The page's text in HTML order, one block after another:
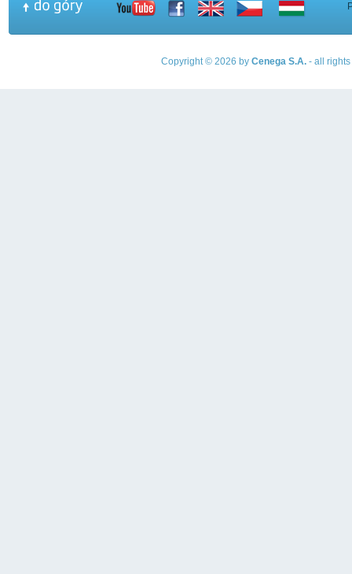
Copyright © 2026 by Cenega S.A.- all rights